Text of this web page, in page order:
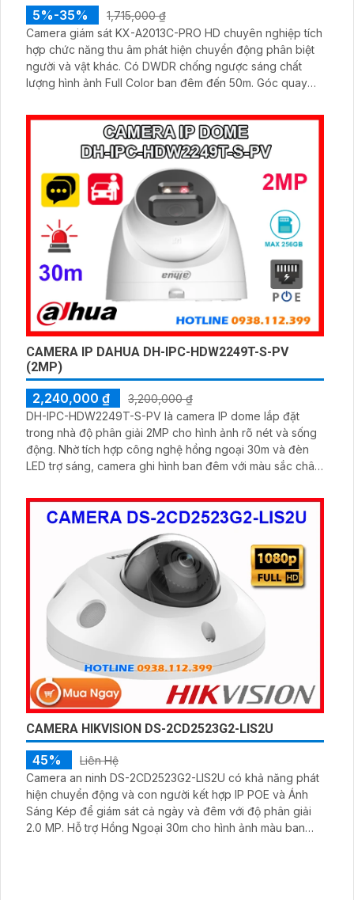
5%-35%
1,715,000 ₫
Camera giám sát KX-A2013C-PRO HD chuyên nghiệp tích
hợp chức năng thu âm phát hiện chuyển động phân biệt
người và vật khác. Có DWDR chống ngược sáng chất
lượng hình ảnh Full Color ban đêm đến 50m. Góc quay
ban đêm hiệu quả
CAMERA IP DAHUA DH-IPC-HDW2249T-S-PV
(2MP)
2,240,000 ₫
3,200,000 ₫
DH-IPC-HDW2249T-S-PV là camera IP dome lắp đặt
trong nhà độ phân giải 2MP cho hình ảnh rõ nét và sống
động. Nhờ tích hợp công nghệ hồng ngoại 30m và đèn
LED trợ sáng, camera ghi hình ban đêm với màu sắc chân
CAMERA HIKVISION DS-2CD2523G2-LIS2U
45%
Liên Hệ
Camera an ninh DS-2CD2523G2-LIS2U có khả năng phát
hiện chuyển động và con người kết hợp IP POE và Ánh
Sáng Kép để giám sát cả ngày và đêm với độ phân giải
2.0 MP. Hỗ trợ Hồng Ngoại 30m cho hình ảnh màu ban